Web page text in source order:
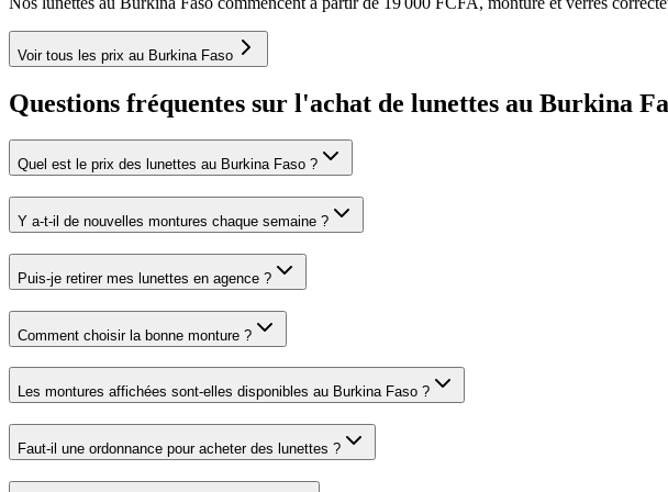
Voir tous les prix au Burkina Faso
Questions fréquentes sur l'achat de lunettes au Burkina
Quel est le prix des lunettes au Burkina Faso ?
Y a-t-il de nouvelles montures chaque semaine ?
Puis-je retirer mes lunettes en agence ?
Comment choisir la bonne monture ?
Les montures affichées sont-elles disponibles au Burkina Faso ?
Faut-il une ordonnance pour acheter des lunettes ?